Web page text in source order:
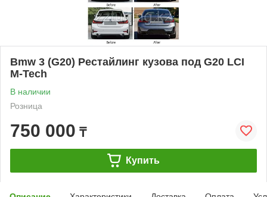
Bmw 3 (G20) Рестайлинг кузова под G20 LCI
M-Tech
В наличии
Розница
750 000 ₸
Купить